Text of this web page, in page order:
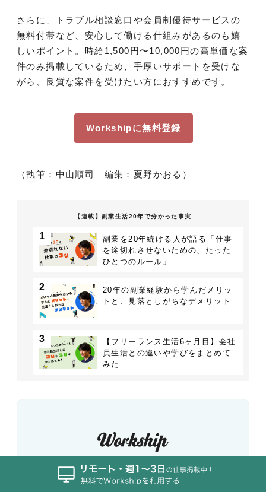
さらに、トラブル相談窓口や会員制優待サービスの
無料付帯など、安心して働ける仕組みがあるのも嬉
しいポイント。時給1,500円〜10,000円の高単価な案
件のみ掲載しているため、手厚いサポートを受けな
がら、良質な案件を受けたい方におすすめです。
Workshipに無料登録
（執筆：中山順司 編集：夏野かおる）
【連載】副業生活20年で分かった事実
1
副業を20年続ける人が語る「仕事
を途切れさせないための、たった
ひとつのルール」
2
20年の副業経験から学んだメリッ
トと、見落としがちなデメリット
3
【フリーランス生活6ヶ月目】会社
員生活との違いや学びをまとめて
みた
人気のフリーランス・副業求人